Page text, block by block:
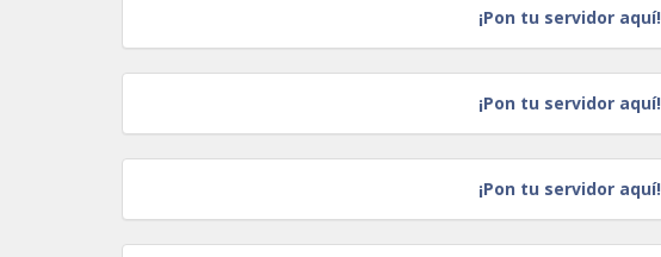
¡Pon tu servidor aquí!
¡Pon tu servidor aquí!
¡Pon tu servidor aquí!